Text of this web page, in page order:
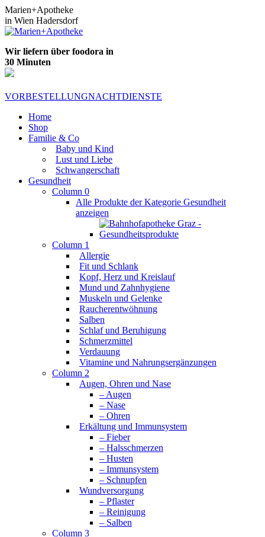
Zum
Inhalt
springen
Marien+Apotheke
in Wien Hadersdorf
Wir liefern über foodora in
30 Minuten
VORBESTELLUNGNACHTDIENSTE
Home
Shop
Familie & Co
Baby und Kind
Lust und Liebe
Schwangerschaft
Gesundheit
Column 0
Alle Produkte der Kategorie Gesundheit
anzeigen
Column 1
Allergie
Fit und Schlank
Kopf, Herz und Kreislauf
Mund und Zahnhygiene
Muskeln und Gelenke
Raucherentwöhnung
Salben
Schlaf und Beruhigung
Schmerzmittel
Verdauung
Vitamine und Nahrungsergänzungen
Column 2
Augen, Ohren und Nase
– Augen
– Nase
– Ohren
Erkältung und Immunsystem
– Fieber
– Halsschmerzen
– Husten
– Immunsystem
– Schnupfen
Wundversorgung
– Pflaster
– Reinigung
– Salben
Column 3